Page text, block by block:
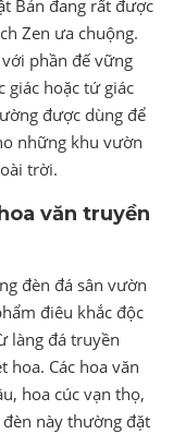
Bản đang rất được
Zen ưa chuộng.
phần đế vững
giác hoặc tứ giác
được dùng để
những khu vườn
trời.
văn truyền
đèn đá sân vườn
điêu khắc độc
làng đá truyền
Các hoa văn
hoa cúc vạn thọ,
này thường đặt